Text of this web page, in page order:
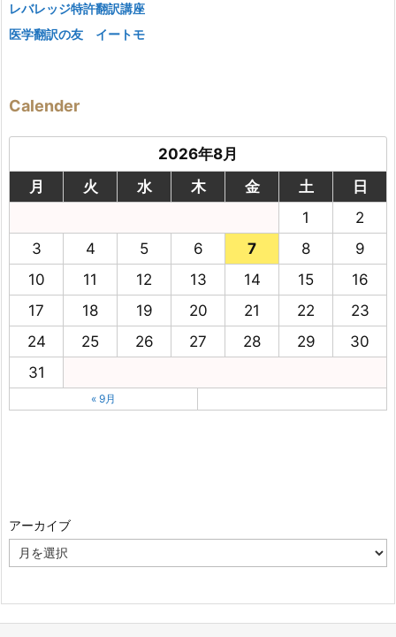
レバレッジ特許翻訳講座
医学翻訳の友 イートモ
Calender
2026年8月
月
火 水 木 金 土
日
1
2
3
4 5 6 7 8
9
10
11 12 13 14 15
16
17
18 19 20 21 22
23
24
25 26 27 28 29
30
31
« 9月
アーカイブ